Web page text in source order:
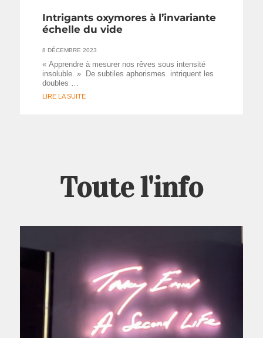
Intrigants oxymores à l’invariante
échelle du vide
8 DÉCEMBRE 2023
« Apprendre à mesurer nos rêves sous intensité
insoluble. » De subtiles aphorismes intriquent les
doubles …
LIRE LA SUITE
Toute l'info